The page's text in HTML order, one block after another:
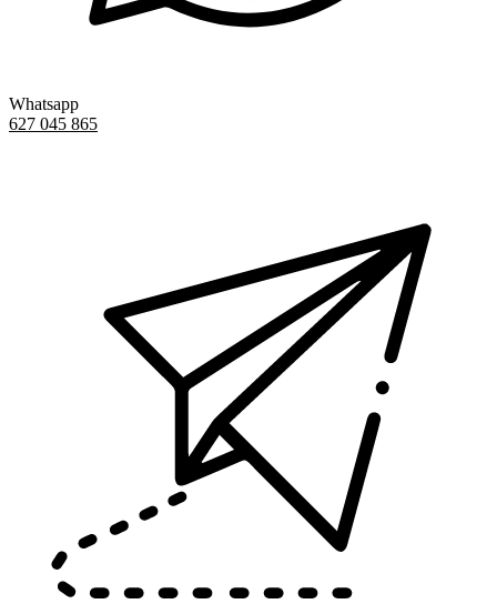
Whatsapp
627 045 865